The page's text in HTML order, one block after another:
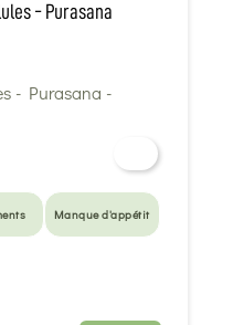
- Purasana
Manque d'appétit